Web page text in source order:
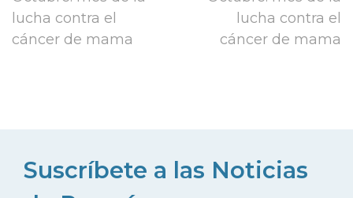
lucha contra el
cáncer de mama
lucha contra el
cáncer de mama
Suscríbete a las Noticias